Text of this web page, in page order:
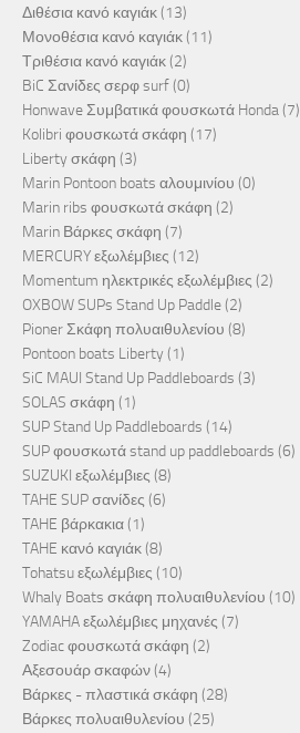
Διθέσια κανό καγιάκ(13)
Μονοθέσια κανό καγιάκ(11)
Τριθέσια κανό καγιάκ(2)
BiC Σανίδες σερφ surf(0)
Honwave Συμβατικά φουσκωτά Honda(7)
Kolibri φουσκωτά σκάφη (17)
Liberty σκάφη (3)
Marin Pontoon boats αλουμινίου (0)
Marin ribs φουσκωτά σκάφη (2)
Marin Βάρκες σκάφη (7)
MERCURY εξωλέμβιες (12)
Momentum ηλεκτρικές εξωλέμβιες (2)
OXBOW SUPs Stand Up Paddle(2)
Pioner Σκάφη πολυαιθυλενίου (8)
Pontoon boats Liberty (1)
SiC MAUI Stand Up Paddleboards (3)
SOLAS σκάφη (1)
SUP Stand Up Paddleboards (14)
SUP φουσκωτά stand up paddleboards (6)
SUZUKI εξωλέμβιες (8)
TAHE SUP σανίδες (6)
TAHE βάρκακια(1)
TAHE κανό καγιάκ(8)
Tohatsu εξωλέμβιες (10)
Whaly Boats σκάφη πολυαιθυλενίου (10)
YAMAHA εξωλέμβιες μηχανές (7)
Zodiac φουσκωτά σκάφη (2)
Αξεσουάρ σκαφών(4)
Βάρκες - πλαστικά σκάφη (28)
Βάρκες πολυαιθυλενίου (25)